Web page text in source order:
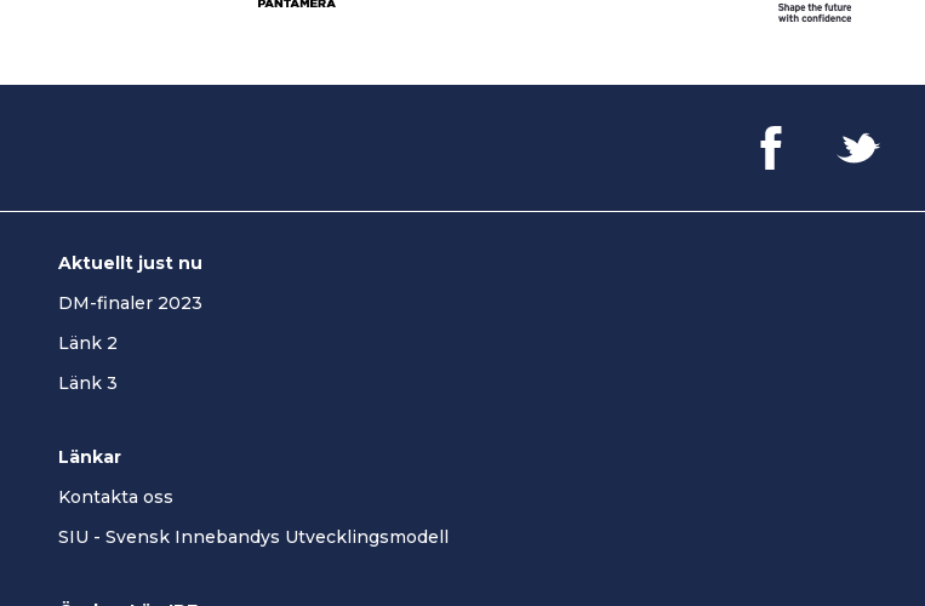
Aktuellt just nu
DM-finaler 2023
Länk 2
Länk 3
Länkar
Kontakta oss
SIU - Svensk Innebandys Utvecklingsmodell